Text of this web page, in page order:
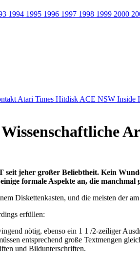
1994 1995 1996 1997 1998 1999 2000
Atari Times Hitdisk ACE NSW Inside
seit jeher großer Beliebtheit. Kein
formale Aspekte an, die manchmal
Diskettenkasten, und die meisten der
erfüllen:
nötig, ebenso ein 1 1 /2-zeiliger
entsprechend große Textmengen
und Bildunterschriften.